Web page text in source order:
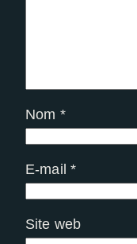
Nom *
E-mail*
Site web